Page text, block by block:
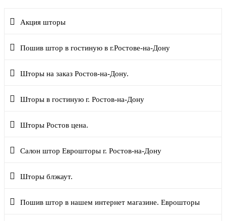
Акция шторы
Пошив штор в гостиную в г.Ростове-на-Дону
Шторы на заказ Ростов-на-Дону.
Шторы в гостиную г. Ростов-на-Дону
Шторы Ростов цена.
Салон штор Еврошторы г. Ростов-на-Дону
Шторы блэкаут.
Пошив штор в нашем интернет магазине. Еврошторы